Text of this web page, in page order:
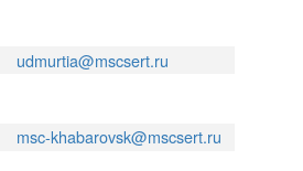
udmurtia@mscsert.ru
msc-khabarovsk@mscsert.ru